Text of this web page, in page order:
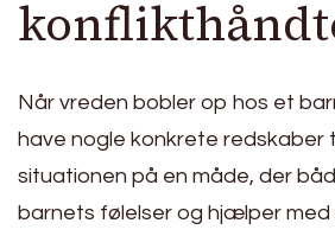
Når vreden bobler op hos et
have nogle konkrete redskaber
situationen på en måde, der
barnets følelser og hjælper med